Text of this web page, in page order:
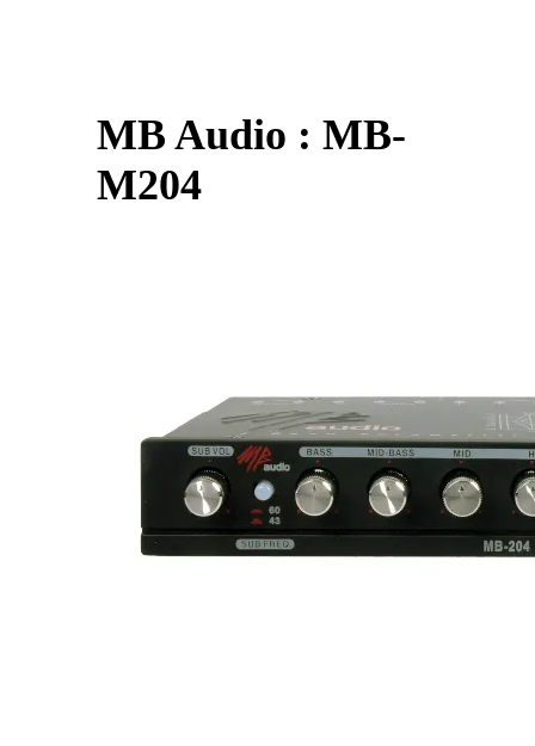
MB Audio : MB-
M204